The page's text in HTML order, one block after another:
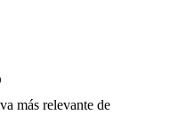
más relevante de